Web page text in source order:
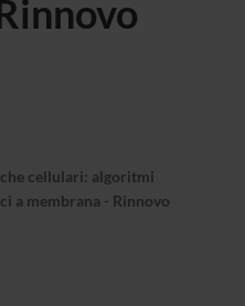
cellulari: algoritmi
a membrana - Rinnovo